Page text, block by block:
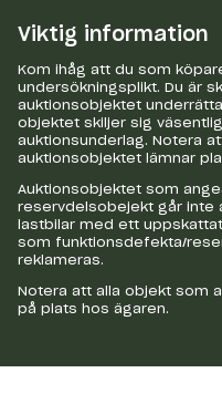
Viktig information
Kom ihåg att du som
undersökningsplikt. Du är
auktionsobjektet
objektet skiljer sig
auktionsunderlag. Notera
auktionsobjektet lämnar
Auktionsobjektet som
reservdelsobejekt går inte
lastbilar med ett
som funktionsdefekta/
reklameras.
Notera att alla objekt som
på plats hos ägaren.